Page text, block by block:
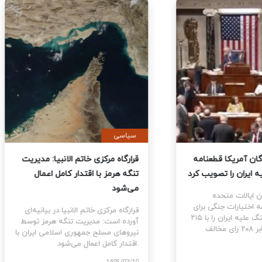
آمریکا قطعنامه
جنگ علیه ایران را تصویب کرد
ایالات متحده
قطعنامه اختیارات جنگی برای
رای موافق در برابر ۲۰۸ رای مخالف
سیاسی
قرارگاه مرکزی خاتم الانبیا:
تنگه هرمز با اقتدار کامل اعمال
قرارگاه مرکزی خاتم الانبیا در
آورده است: مدیریت تنگه هرمز
نیروهای مسلح جمهوری اسلامی
اقتدار کامل اعمال می‌شود.